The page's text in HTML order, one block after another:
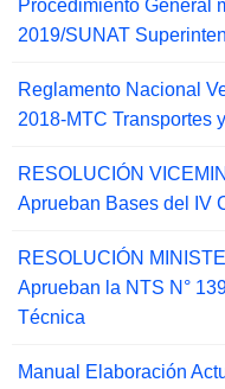
Procedimiento General
2019/SUNAT
Reglamento Nacional
2018-MTC Transportes
RESOLUCIÓN
Aprueban Bases del IV
RESOLUCIÓN
Aprueban la NTS N°
Técnica
Manual Elaboración